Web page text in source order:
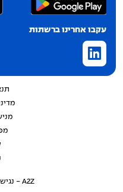
עקבו אחרינו ברשתות
A2Z - נגישות ושיווק דיגיטלי